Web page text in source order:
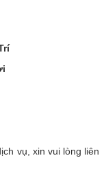
vụ, xin vui lòng liên